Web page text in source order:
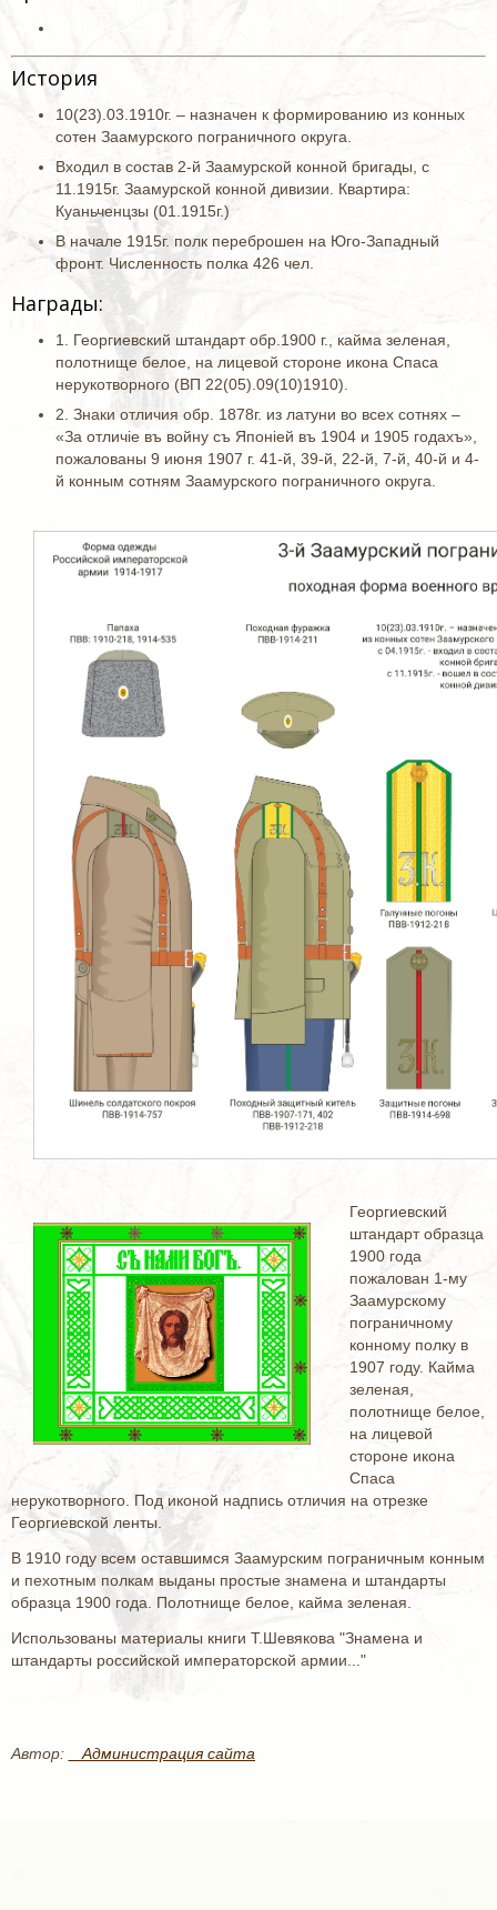
История
10(23).03.1910г. – назначен к формированию из конных
сотен Заамурского пограничного округа.
Входил в состав 2-й Заамурской конной бригады, с
11.1915г. Заамурской конной дивизии. Квартира:
Куаньченцзы (01.1915г.)
В начале 1915г. полк переброшен на Юго-Западный
фронт. Численность полка 426 чел.
Награды:
1. Георгиевский штандарт обр.1900 г., кайма зеленая,
полотнище белое, на лицевой стороне икона Спаса
нерукотворного (ВП 22(05).09(10)1910).
2. Знаки отличия обр. 1878г. из латуни во всех сотнях –
«За отличiе въ войну съ Японiей въ 1904 и 1905 годахъ»,
пожалованы 9 июня 1907 г. 41-й, 39-й, 22-й, 7-й, 40-й и 4-
й конным сотням Заамурского пограничного округа.
Георгиевский
штандарт образца
1900 года
пожалован 1-му
Заамурскому
пограничному
конному полку в
1907 году. Кайма
зеленая,
полотнище белое,
на лицевой
стороне икона
Спаса
нерукотворного. Под иконой надпись отличия на отрезке
Георгиевской ленты.
В 1910 году всем оставшимся Заамурским пограничным конным
и пехотным полкам выданы простые знамена и штандарты
образца 1900 года. Полотнище белое, кайма зеленая.
Использованы материалы книги Т.Шевякова "Знамена и
штандарты российской императорской армии..."
Автор: _ Администрация сайта